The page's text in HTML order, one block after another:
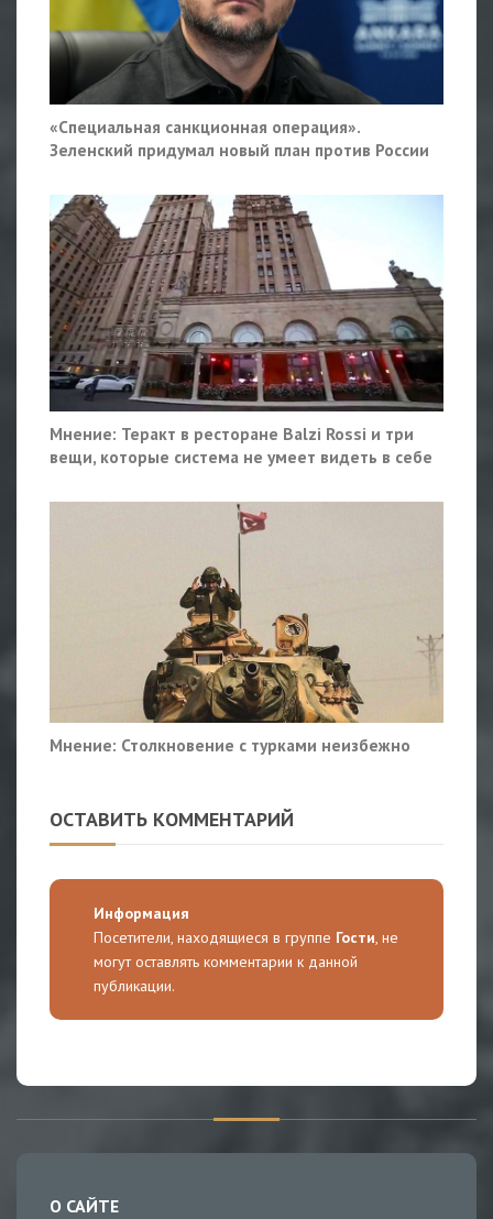
«Специальная санкционная операция».
Зеленский придумал новый план против России
Мнение: Теракт в ресторане Balzi Rossi и три
вещи, которые система не умеет видеть в себе
Мнение: Столкновение с турками неизбежно
ОСТАВИТЬ КОММЕНТАРИЙ
Информация
Посетители, находящиеся в группе Гости, не
могут оставлять комментарии к данной
публикации.
О САЙТЕ